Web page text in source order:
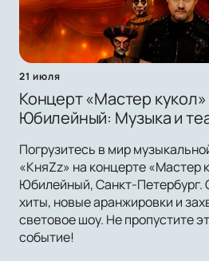
21 июля
Концерт «Мастер
Юбилейный: Музыка и
Погрузитесь в мир
«КняZz» на концерте «Мастер
Юбилейный, Санкт-
хиты, новые аранжировки и
световое шоу. Не пропустите
событие!